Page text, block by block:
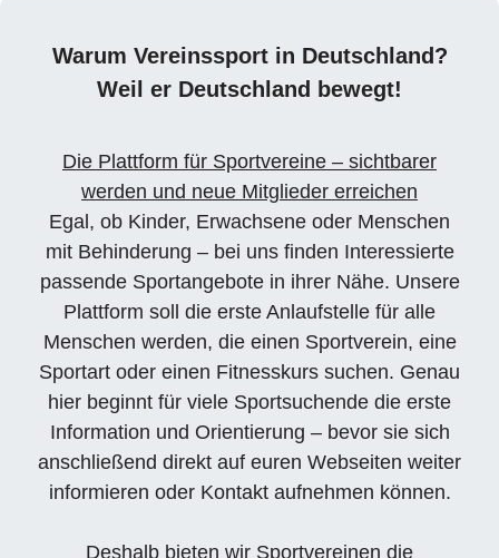
Warum Vereinssport in Deutschland?
Weil er Deutschland bewegt!
Die Plattform für Sportvereine – sichtbarer
werden und neue Mitglieder erreichen
Egal, ob Kinder, Erwachsene oder Menschen
mit Behinderung – bei uns finden Interessierte
passende Sportangebote in ihrer Nähe. Unsere
Plattform soll die erste Anlaufstelle für alle
Menschen werden, die einen Sportverein, eine
Sportart oder einen Fitnesskurs suchen. Genau
hier beginnt für viele Sportsuchende die erste
Information und Orientierung – bevor sie sich
anschließend direkt auf euren Webseiten weiter
informieren oder Kontakt aufnehmen können.
Deshalb bieten wir Sportvereinen die